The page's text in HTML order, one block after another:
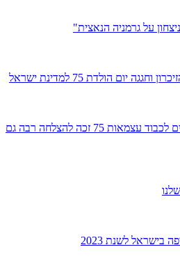
על גרמניה הנאצית"
יום הולדת 75 למדינת ישראל
הלב של טבעון – טקס גני הילדים לכבוד עצמאות 75 זכה להצלחה רבה גם
לשנת 2023